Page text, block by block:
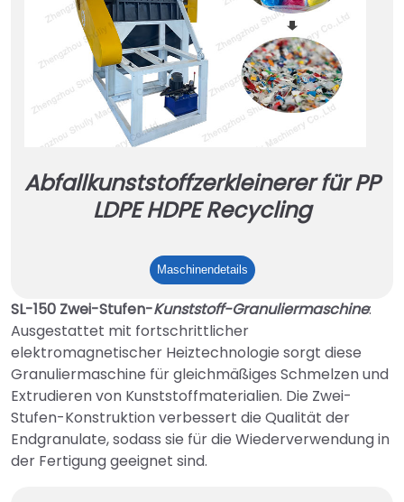
Abfallkunststoffzerkleinerer für PP
LDPE HDPE Recycling
MaschinendetailsAbfallkunststoffzerkleinerer
PP
LDPE
HDPE
Recycling
SL-150 Zwei-Stufen-Kunststoff-Granuliermaschine:
Ausgestattet mit fortschrittlicher
elektromagnetischer Heiztechnologie sorgt diese
Granuliermaschine für gleichmäßiges Schmelzen und
Extrudieren von Kunststoffmaterialien. Die Zwei-
Stufen-Konstruktion verbessert die Qualität der
Endgranulate, sodass sie für die Wiederverwendung in
der Fertigung geeignet sind.